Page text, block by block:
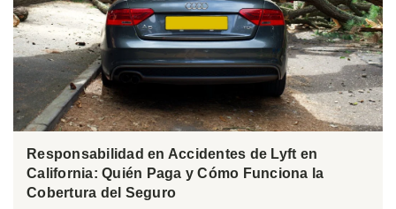
Responsabilidad en Accidentes de Lyft en
California: Quién Paga y Cómo Funciona la
Cobertura del Seguro